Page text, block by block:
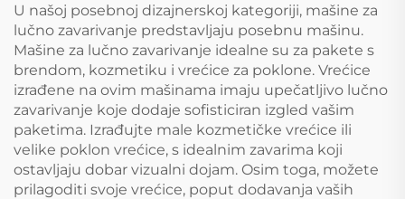
U našoj posebnoj dizajnerskoj kategoriji, mašine za
lučno zavarivanje predstavljaju posebnu mašinu.
Mašine za lučno zavarivanje idealne su za pakete s
brendom, kozmetiku i vrećice za poklone. Vrećice
izrađene na ovim mašinama imaju upečatljivo lučno
zavarivanje koje dodaje sofisticiran izgled vašim
paketima. Izrađujte male kozmetičke vrećice ili
velike poklon vrećice, s idealnim zavarima koji
ostavljaju dobar vizualni dojam. Osim toga, možete
prilagoditi svoje vrećice, poput dodavanja vaših